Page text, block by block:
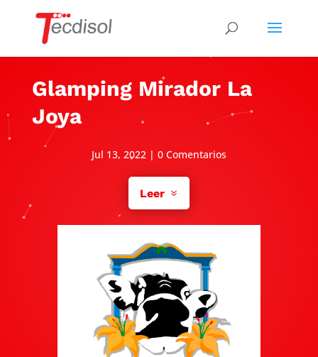
Glamping Mirador La
Joya
Jul 13, 2022| 0 Comentarios
Leer